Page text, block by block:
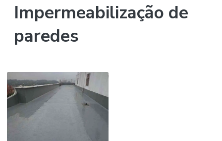
Impermeabilização de
paredes